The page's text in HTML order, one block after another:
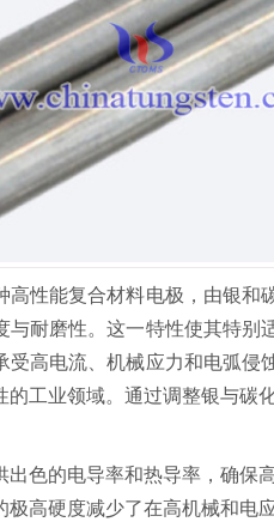
高性能复合材料电极，由银和
与耐磨性。这一特性使其特别
受高电流、机械应力和电弧
的工业领域。通过调整银与碳
色的电导率和热导率，确保
高硬度减少了在高机械和电